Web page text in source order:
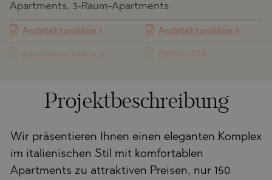
Apartments, 3-Raum-Apartments
Architekturpläne 1 Architekturpläne 2
Projektbeschreibung
Wir präsentieren Ihnen einen eleganten Komplex
im italienischen Stil mit komfortablen
Apartments zu attraktiven Preisen, nur 150